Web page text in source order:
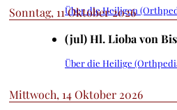
Über die Heiligen
Sonntag, 11 Oktober 2026
(jul) Hl. Lioba von
Über die Heilige
Mittwoch, 14 Oktober 2026